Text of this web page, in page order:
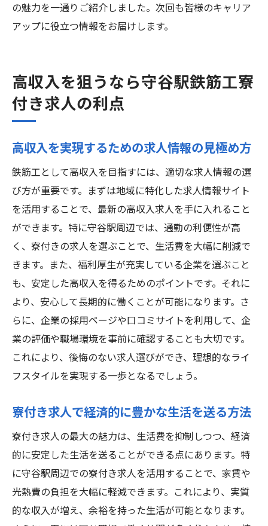
の魅力を一通りご紹介しました。次回も皆様のキャリア
アップに役立つ情報をお届けします。
高収入を狙うなら守谷駅鉄筋工寮
付き求人の利点
高収入を実現するための求人情報の見極め方
鉄筋工として高収入を目指すには、適切な求人情報の選
び方が重要です。まずは地域に特化した求人情報サイト
を活用することで、最新の高収入求人を手に入れること
ができます。特に守谷駅周辺では、通勤の利便性が高
く、寮付きの求人を選ぶことで、生活費を大幅に削減で
きます。また、福利厚生が充実している企業を選ぶこと
も、安定した高収入を得るためのポイントです。それに
より、安心して長期的に働くことが可能になります。さ
らに、企業の採用ページや口コミサイトを利用して、企
業の評価や職場環境を事前に確認することも大切です。
これにより、後悔のない求人選びができ、理想的なライ
フスタイルを実現する一歩となるでしょう。
寮付き求人で経済的に豊かな生活を送る方法
寮付き求人の最大の魅力は、生活費を抑制しつつ、経済
的に安定した生活を送ることができる点にあります。特
に守谷駅周辺での寮付き求人を活用することで、家賃や
光熱費の負担を大幅に軽減できます。これにより、実質
的な収入が増え、余裕を持った生活が可能となります。